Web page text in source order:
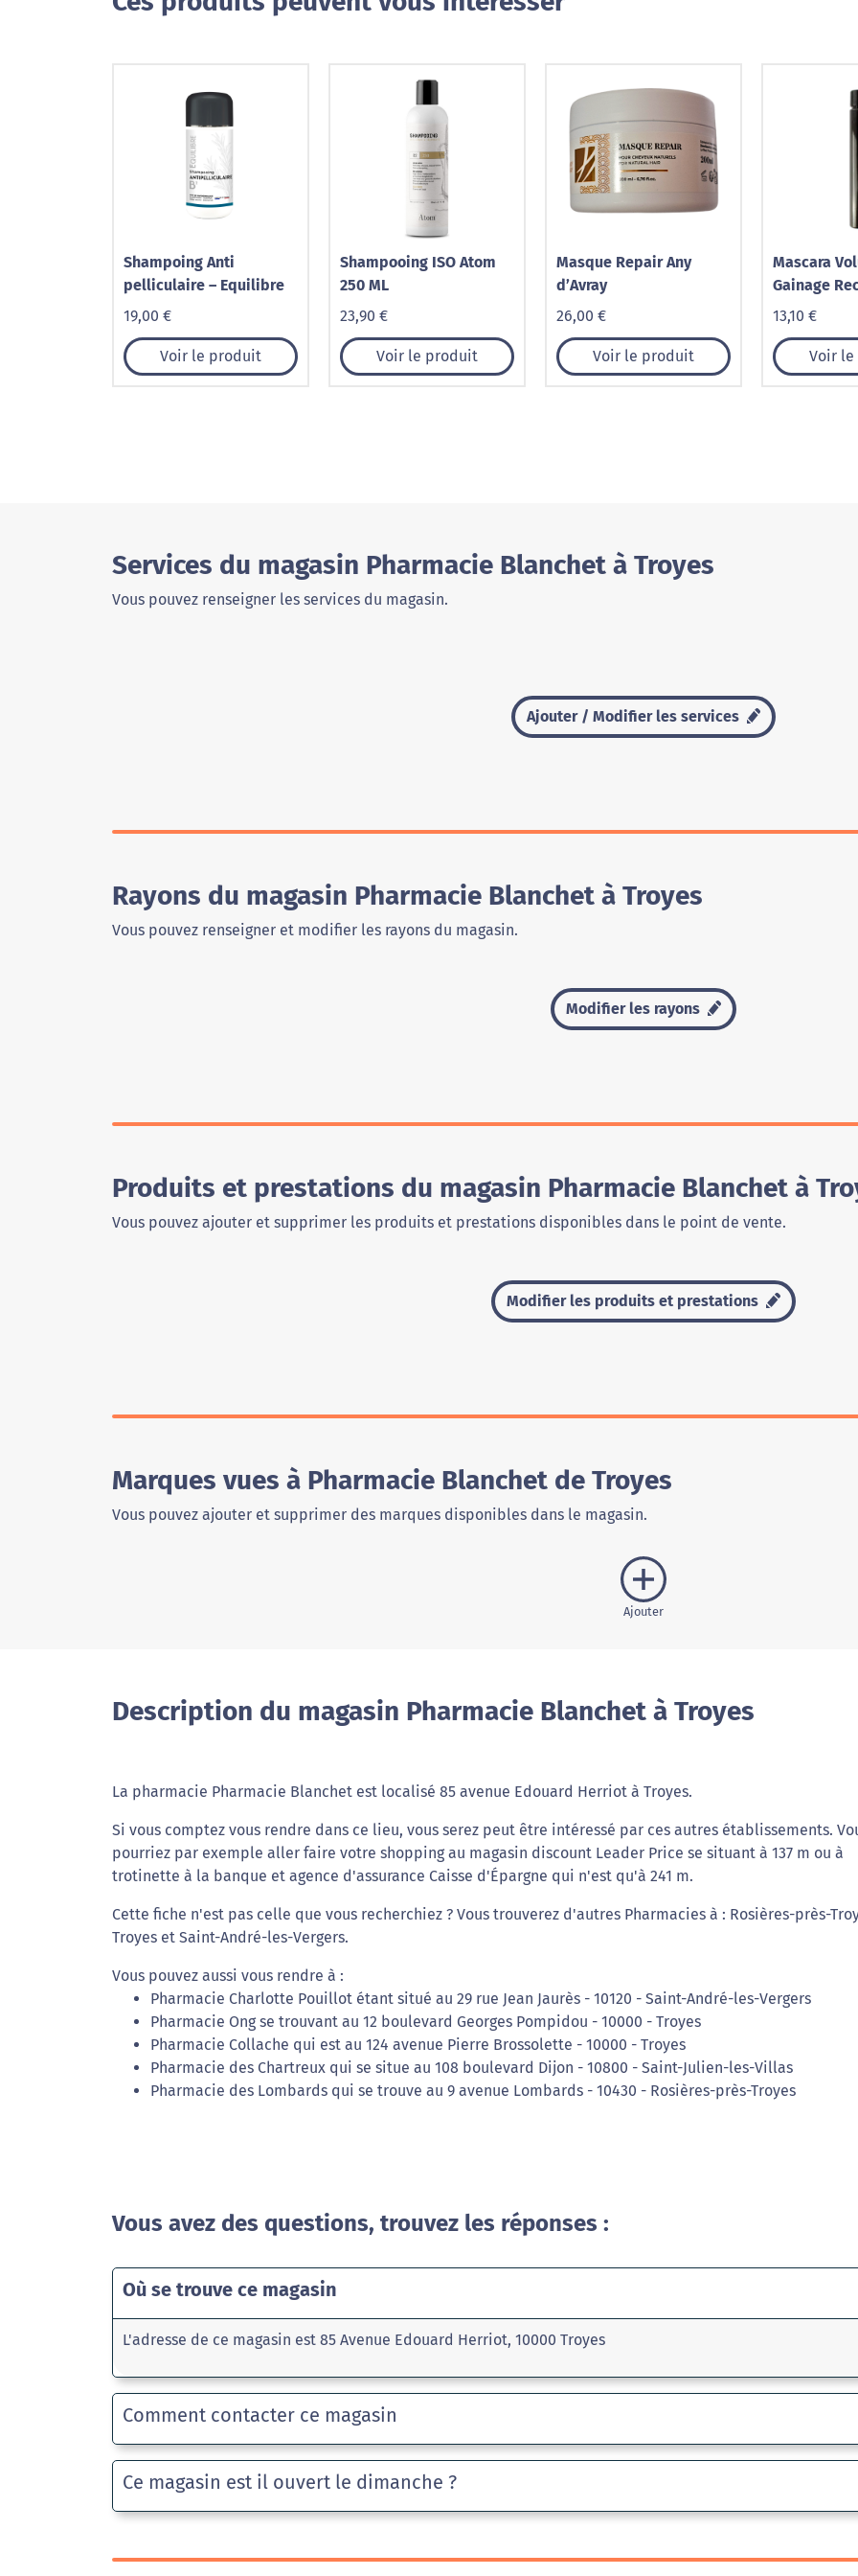
Shampoing Anti
pelliculaire – Equilibre
19,00 €
Voir le produit
Shampooing ISO Atom
250 ML
23,90 €
Voir le produit
Masque Repair Any
d’Avray
26,00 €
Voir le produit
Mascara
Gainage
13,10 €
Voir
Services du magasin Pharmacie Blanchet à Troyes
Vous pouvez renseigner les services du magasin.
Ajouter / Modifier les services
Rayons du magasin Pharmacie Blanchet à Troyes
Vous pouvez renseigner et modifier les rayons du magasin.
Modifier les rayons
Produits et prestations du magasin Pharmacie Blanchet à
Vous pouvez ajouter et supprimer les produits et prestations disponibles dans le point de vente.
Modifier les produits et prestations
Marques vues à Pharmacie Blanchet de Troyes
Vous pouvez ajouter et supprimer des marques disponibles dans le magasin.
Ajouter
Description du magasin Pharmacie Blanchet à Troyes
La pharmacie Pharmacie Blanchet est localisé 85 avenue Edouard Herriot à Troyes.
Si vous comptez vous rendre dans ce lieu, vous serez peut être intéressé par ces autres établissements.
pourriez par exemple aller faire votre shopping au magasin discount Leader Price se situant à 137 m ou à
trotinette à la banque et agence d'assurance Caisse d'Épargne qui n'est qu'à 241 m.
Cette fiche n'est pas celle que vous recherchiez ? Vous trouverez d'autres Pharmacies à : Rosières-près-
Troyes et Saint-André-les-Vergers.
Vous pouvez aussi vous rendre à :
Pharmacie Charlotte Pouillot étant situé au 29 rue Jean Jaurès - 10120 - Saint-André-les-Vergers
Pharmacie Ong se trouvant au 12 boulevard Georges Pompidou - 10000 - Troyes
Pharmacie Collache qui est au 124 avenue Pierre Brossolette - 10000 - Troyes
Pharmacie des Chartreux qui se situe au 108 boulevard Dijon - 10800 - Saint-Julien-les-Villas
Pharmacie des Lombards qui se trouve au 9 avenue Lombards - 10430 - Rosières-près-Troyes
Vous avez des questions, trouvez les réponses :
Où se trouve ce magasin
L'adresse de ce magasin est 85 Avenue Edouard Herriot, 10000 Troyes
Comment contacter ce magasin
Ce magasin est il ouvert le dimanche ?